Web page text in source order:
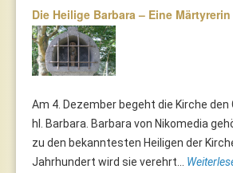
Die Heilige Barbara – Eine
Am 4. Dezember begeht die Kirche den
hl. Barbara. Barbara von Nikomedia
zu den bekanntesten Heiligen der
Jahrhundert wird sie verehrt...